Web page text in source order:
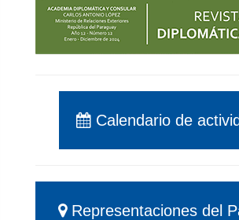
Calendario de
Representaciones del